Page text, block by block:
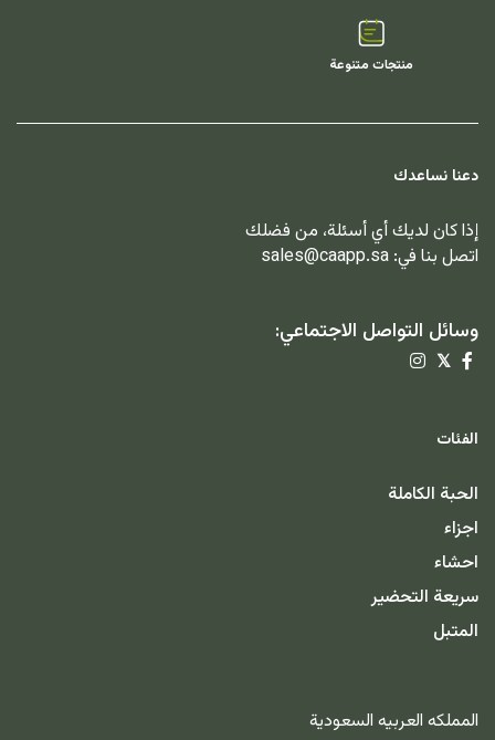
منتجات متنوعة
دعنا نساعدك
إذا كان لديك أي أسئلة، من فضلك
اتصل بنا في: sales@caapp.sa
وسائل التواصل الاجتماعي:
𝕏
الفئات
الحبة الكاملة
اجزاء
احشاء
سريعة التحضير
المتبل
المملكه العربيه السعودية